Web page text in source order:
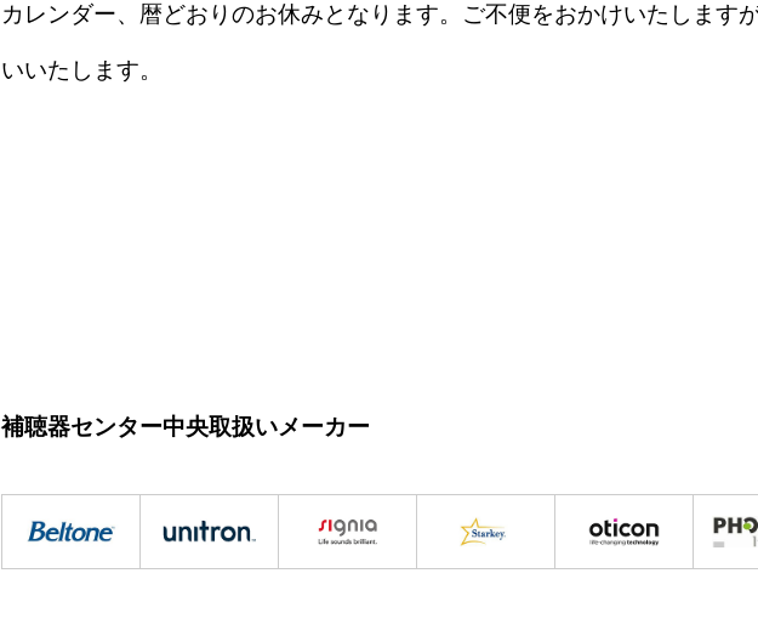
カレンダー、暦どおりのお休みとなります。ご不便をおかけいたします
いいたします。
補聴器センター中央取扱いメーカー